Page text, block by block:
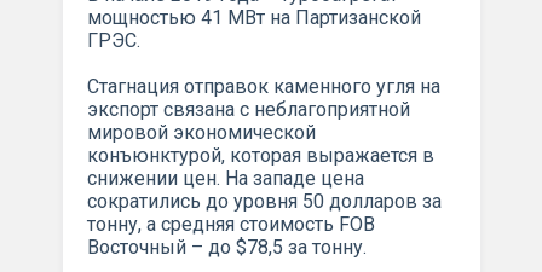
мощностью 41 МВт на Партизанcкой
ГРЭС.
Стагнация отправок каменного угля на
экспорт связана с неблагоприятной
мировой экономической
конъюнктурой, которая выражается в
снижении цен. На западе цена
сократились до уровня 50 долларов за
тонну, а средняя стоимость FOB
Восточный – до $78,5 за тонну.